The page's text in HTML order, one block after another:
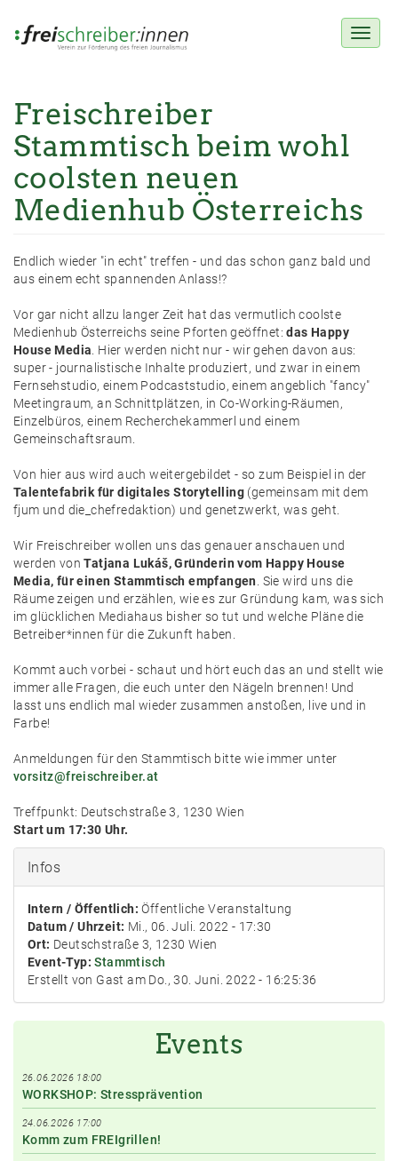
Direkt
zum
Inhalt
Toggle
Freischreiber
Stammtisch beim wohl
coolsten neuen
Medienhub Österreichs
Endlich wieder "in echt" treffen - und das schon ganz bald und
aus einem echt spannenden Anlass!?
Vor gar nicht allzu langer Zeit hat das vermutlich coolste
Medienhub Österreichs seine Pforten geöffnet:das Happy
House Media . Hier werden nicht nur - wir gehen davon aus:
super - journalistische Inhalte produziert, und zwar in einem
Fernsehstudio, einem Podcaststudio, einem angeblich "fancy"
Meetingraum, an Schnittplätzen, in Co-Working-Räumen,
Einzelbüros, einem Recherchekammerl und einem
Gemeinschaftsraum.
Von hier aus wird auch weitergebildet - so zum Beispiel in der
Talentefabrik für digitales Storytelling (gemeinsam mit dem
fjum und die_chefredaktion) und genetzwerkt, was geht.
Wir Freischreiber wollen uns das genauer anschauen und
werden vonTatjana Lukáš, Gründerin vom Happy House
Media, für einen Stammtisch empfangen . Sie wird uns die
Räume zeigen und erzählen, wie es zur Gründung kam, was sich
im glücklichen Mediahaus bisher so tut und welche Pläne die
Betreiber*innen für die Zukunft haben.
Kommt auch vorbei - schaut und hört euch das an und stellt wie
immer alle Fragen, die euch unter den Nägeln brennen! Und
lasst uns endlich mal wieder zusammen anstoßen, live und in
Farbe!
Anmeldungen für den Stammtisch bitte wie immer unter
vorsitz@freischreiber.at
Treffpunkt: Deutschstraße 3, 1230 Wien
Start um 17:30 Uhr.
Infos
Intern / Öffentlich:Öffentliche Veranstaltung
Datum / Uhrzeit: Mi., 06. Juli. 2022 - 17:30
Ort: Deutschstraße 3, 1230 Wien
Event-Typ:Stammtisch
Erstellt von Gast am Do., 30. Juni. 2022 - 16:25:36
Events
26.06.2026 18:00
WORKSHOP: Stressprävention
24.06.2026 17:00
Komm zum FREIgrillen!